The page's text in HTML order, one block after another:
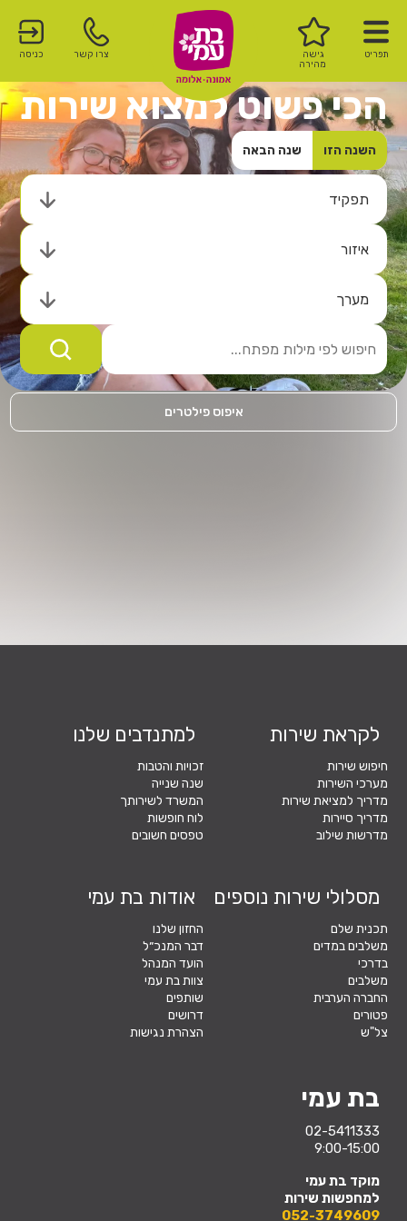
תפריט צרו קשר
גישה
מהירה
כניסה
הכי פשוט למצוא שירות
השנה הזו שנה הבאה
תפקיד
איזור
מערך
איפוס פילטרים
בת עמי
02-5411333
9:00-15:00
מוקד בת עמי
למחפשות שירות
052-3749609
לקראת שירות
חיפוש שירות
מערכי השירות
מדריך למציאת שירות
מדריך סיירות
מדרשות שילוב
למתנדבים שלנו
זכויות והטבות
שנה שנייה
המשרד לשירותך
לוח חופשות
טפסים חשובים
מסלולי שירות נוספים
תכנית שלם
משלבים במדים
בדרכי
משלבים
החברה הערבית
פטורים
צל"ש
אודות בת עמי
החזון שלנו
דבר המנכ״ל
הועד המנהל
צוות בת עמי
שותפים
דרושים
הצהרת נגישות